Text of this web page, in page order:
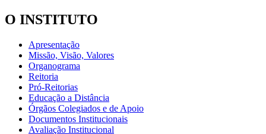
O INSTITUTO
Apresentação
Missão, Visão, Valores
Organograma
Reitoria
Pró-Reitorias
Educação a Distância
Órgãos Colegiados e de Apoio
Documentos Institucionais
Avaliação Institucional